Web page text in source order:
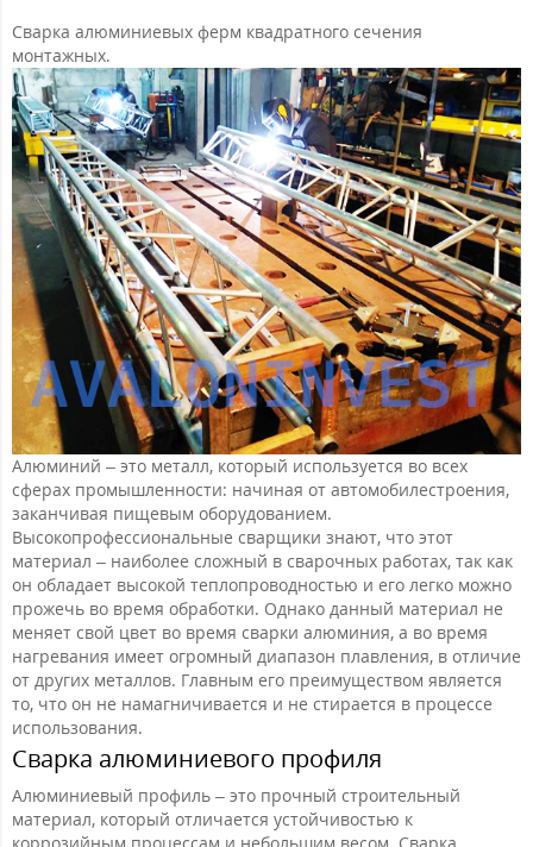
Сварка алюминиевых ферм квадратного сечения
монтажных.
Алюминий – это металл, который используется во всех
сферах промышленности: начиная от автомобилестроения,
заканчивая пищевым оборудованием.
Высокопрофессиональные сварщики знают, что этот
материал – наиболее сложный в сварочных работах, так как
он обладает высокой теплопроводностью и его легко можно
прожечь во время обработки. Однако данный материал не
меняет свой цвет во время сварки алюминия, а во время
нагревания имеет огромный диапазон плавления, в отличие
от других металлов. Главным его преимуществом является
то, что он не намагничивается и не стирается в процессе
использования.
Сварка алюминиевого профиля
Алюминиевый профиль – это прочный строительный
материал, который отличается устойчивостью к